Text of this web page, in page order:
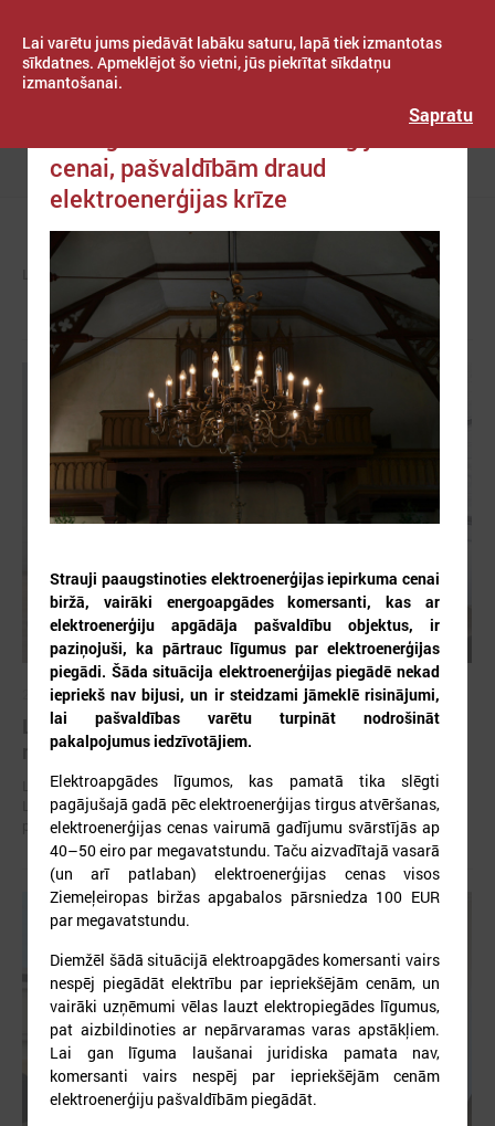
Lai varētu jums piedāvāt labāku saturu, lapā tiek izmantotas
sīkdatnes. Apmeklējot šo vietni, jūs piekrītat sīkdatņu
izmantošanai.
Sapratu
Izvēlne
ZIŅAS LPS
2026. gada 30. jūlijs
Latvijas Pašvaldību savienības un Iekšlietu
ministrijas sarunas
Latvijas Pašvaldību savienība aicina piedalīties Iekšlietu ministrijas un
Latvijas Pašvaldību savienības sarunās, kas notiks šī gada 5. augustā
plkst. 14:30 LPS 4. stāva zālē (Mazā Pils iela 1, Rīga).
cenai, pašvaldībām draud
elektroenerģijas krīze
Strauji paaugstinoties elektroenerģijas iepirkuma cenai
biržā, vairāki energoapgādes komersanti, kas ar
elektroenerģiju apgādāja pašvaldību objektus, ir
paziņojuši, ka pārtrauc līgumus par elektroenerģijas
piegādi. Šāda situācija elektroenerģijas piegādē nekad
iepriekš nav bijusi, un ir steidzami jāmeklē risinājumi,
lai pašvaldības varētu turpināt nodrošināt
pakalpojumus iedzīvotājiem.
Elektroapgādes līgumos, kas pamatā tika slēgti
pagājušajā gadā pēc elektroenerģijas tirgus atvēršanas,
elektroenerģijas cenas vairumā gadījumu svārstījās ap
40–50 eiro par megavatstundu. Taču aizvadītajā vasarā
(un arī patlaban) elektroenerģijas cenas visos
Ziemeļeiropas biržas apgabalos pārsniedza 100 EUR
par megavatstundu.
Diemžēl šādā situācijā elektroapgādes komersanti vairs
nespēj piegādāt elektrību par iepriekšējām cenām, un
vairāki uzņēmumi vēlas lauzt elektropiegādes līgumus,
pat aizbildinoties ar nepārvaramas varas apstākļiem.
Lai gan līguma laušanai juridiska pamata nav,
komersanti vairs nespēj par iepriekšējām cenām
elektroenerģiju pašvaldībām piegādāt.